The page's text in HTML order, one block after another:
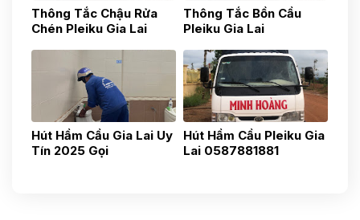
Thông Tắc Chậu Rửa
Chén Pleiku Gia Lai
Thông Tắc Bồn Cầu
Pleiku Gia Lai
Hút Hầm Cầu Gia Lai Uy
Tín 2025 Gọi
Hút Hầm Cầu Pleiku Gia
Lai 0587881881